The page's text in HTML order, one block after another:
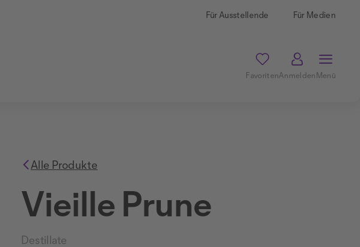
Für Ausstellende Für Medien
FavoritenAnmeldenMenü
Alle Produkte
Vieille Prune
Destillate